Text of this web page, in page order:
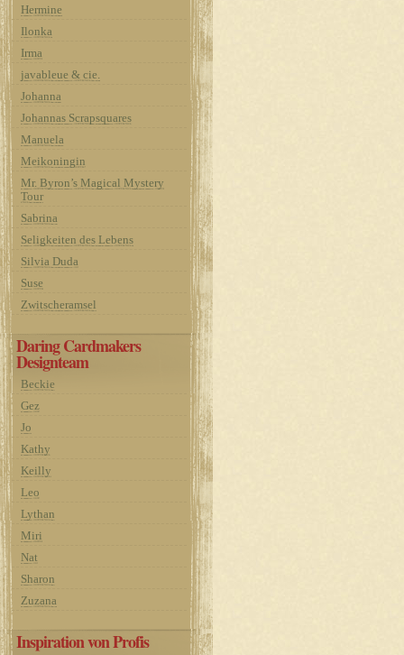
Hermine
Ilonka
Irma
javableue & cie.
Johanna
Johannas Scrapsquares
Manuela
Meikoningin
Mr. Byron’s Magical Mystery
Tour
Sabrina
Seligkeiten des Lebens
Silvia Duda
Suse
Zwitscheramsel
Daring Cardmakers
Designteam
Beckie
Gez
Jo
Kathy
Keilly
Leo
Lythan
Miri
Nat
Sharon
Zuzana
Inspiration von Profis